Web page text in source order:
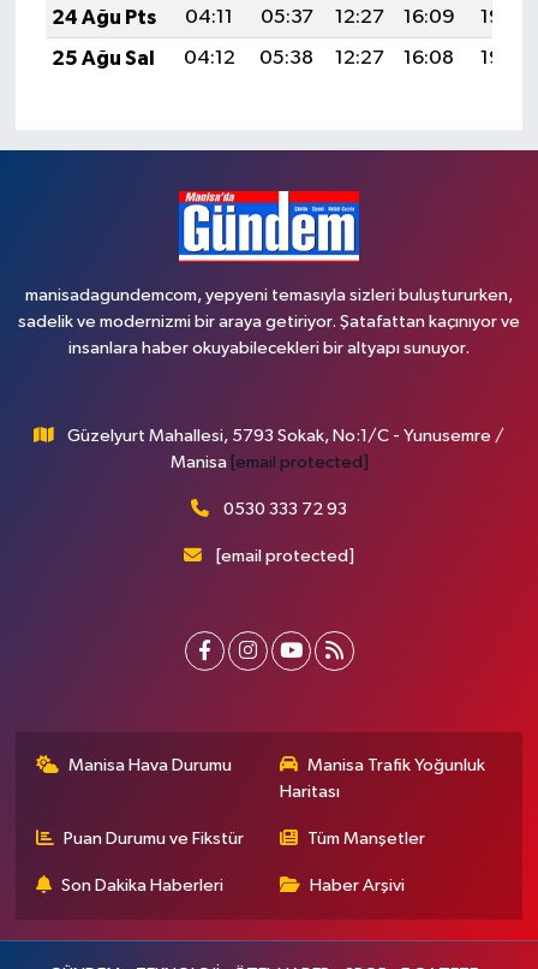
24 Ağu Pts
04:11 05:37 12:27 16:09
19:08
25 Ağu Sal
04:12 05:38 12:27 16:08 19:06
manisadagundemcom, yepyeni temasıyla sizleri buluştururken,
sadelik ve modernizmi bir araya getiriyor. Şatafattan kaçınıyor ve
insanlara haber okuyabilecekleri bir altyapı sunuyor.
Güzelyurt Mahallesi, 5793 Sokak, No:1/C - Yunusemre /
Manisa [email protected]
0530 333 72 93
[email protected]
Manisa Hava Durumu
Manisa Trafik Yoğunluk
Haritası
Puan Durumu ve Fikstür Tüm Manşetler
Son Dakika Haberleri Haber Arşivi